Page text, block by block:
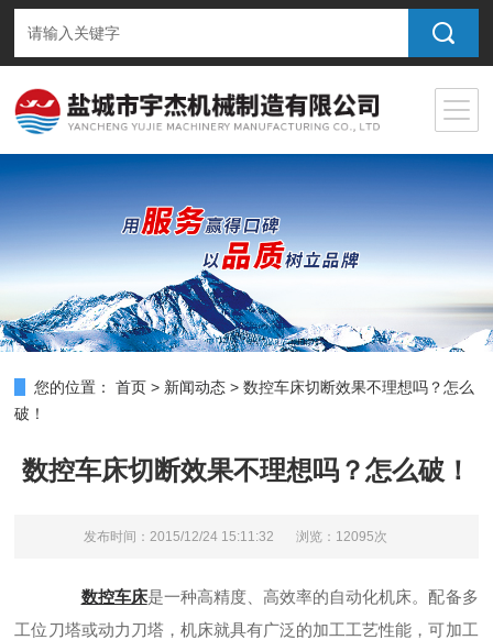
您的位置： 首页 > 新闻动态 >数控车床切断效果不理想吗？怎么
破！
数控车床切断效果不理想吗？怎么破！
发布时间：2015/12/24 15:11:32 浏览：12095次
数控车床是一种高精度、高效率的自动化机床。配备多
工位刀塔或动力刀塔，机床就具有广泛的加工工艺性能，可加工